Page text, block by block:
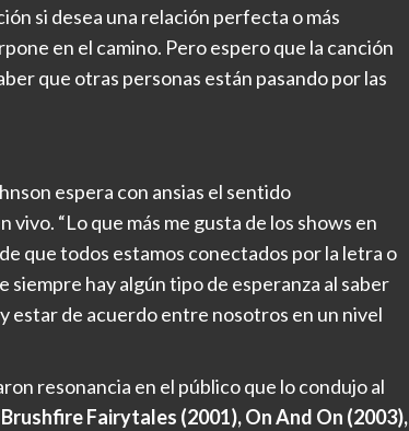
si desea una relación perfecta o más
en el camino. Pero espero que la canción
que otras personas están pasando por las
espera con ansias el sentido
“Lo que más me gusta de los shows en
que todos estamos conectados por la letra o
siempre hay algún tipo de esperanza al saber
estar de acuerdo entre nosotros en un nivel
resonancia en el público que lo condujo al
Brushfire Fairytales (2001), On And On (2003),